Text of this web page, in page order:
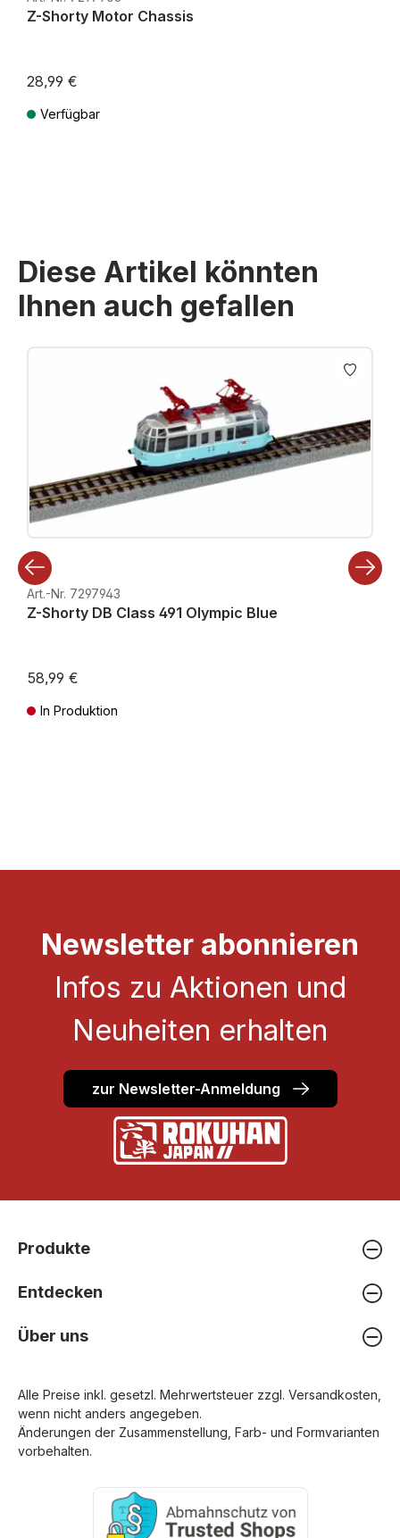
Z-Shorty Motor Chassis
28,99 €
Verfügbar
Diese Artikel könnten
Ihnen auch gefallen
Produktgalerie überspringen
Art.-Nr. 7297943
Z-Shorty DB Class 491 Olympic Blue
58,99 €
In Produktion
Newsletter abonnieren
Infos zu Aktionen und
Neuheiten erhalten
zur Newsletter-Anmeldung
Produkte
Entdecken
Über uns
Alle Preise inkl. gesetzl. Mehrwertsteuer zzgl. Versandkosten
wenn nicht anders angegeben.
Änderungen der Zusammenstellung, Farb- und Formvarianten
vorbehalten.